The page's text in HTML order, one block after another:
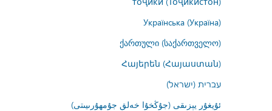
Українська (Україна)
ქართული (საქართველო)
Հայերեն (Հայաստան)
עברית (ישראל)
ئۇيغۇر يېزىقى (جۇڭخۇا خەلق جۇمھۇرىيىتى)